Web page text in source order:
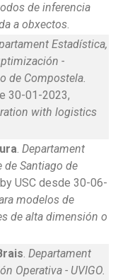
de inferencia
a obxectos.
Estadística,
-
de Compostela.
30-01-2023,
with logistics
. Departament
de Santiago de
USC desde 30-06-
modelos de
de alta dimensión o
. Departament
Operativa - UVIGO.